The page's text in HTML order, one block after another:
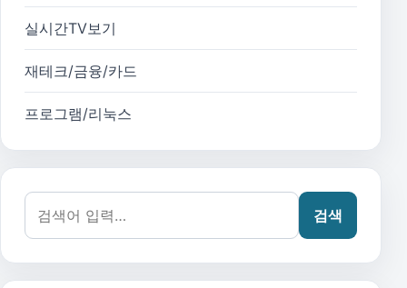
실시간TV보기
재테크/금융/카드
프로그램/리눅스
검색어:
검색